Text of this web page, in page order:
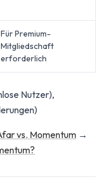
Für Premium-
Mitgliedschaft
erforderlich
Nutzer),
vs. Momentum →